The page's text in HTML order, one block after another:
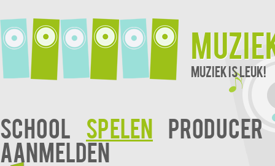
Muziek is leuk!
School Spelen Producer
Aanmelden